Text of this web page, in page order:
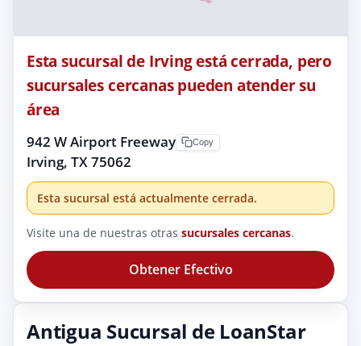
Esta sucursal de Irving está cerrada, pero
sucursales cercanas pueden atender su
área
942 W Airport Freeway
Irving, TX 75062
Copy
Esta sucursal está actualmente cerrada.
Visite una de nuestras otras sucursales cercanas.
Obtener Efectivo
Antigua Sucursal de LoanStar